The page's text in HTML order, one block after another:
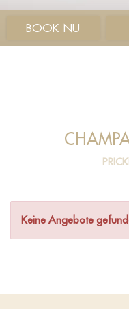
BOOK NU
Keine Angebote